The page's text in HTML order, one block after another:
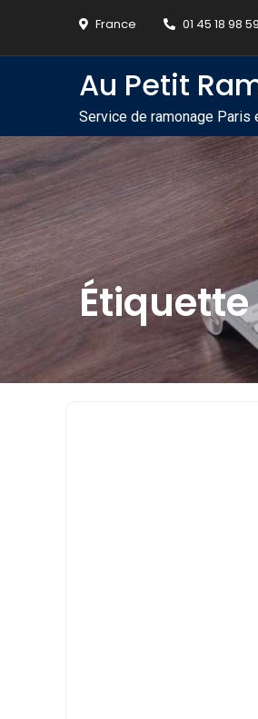
France 01 45 18 98 59
Au Petit
Service de ramonage Paris